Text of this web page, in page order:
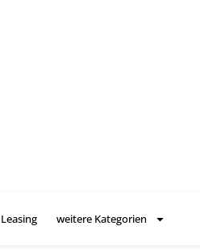
Leasing weitere Kategorien